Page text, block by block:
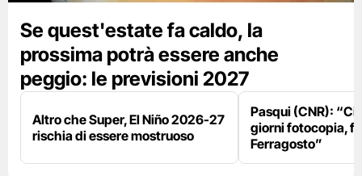
Se quest'estate fa caldo, la
prossima potrà essere anche
peggio: le previsioni 2027
Altro che Super, El Niño 2026-27
rischia di essere mostruoso
Pasqui (CNR):
giorni fotocopia,
Ferragosto”